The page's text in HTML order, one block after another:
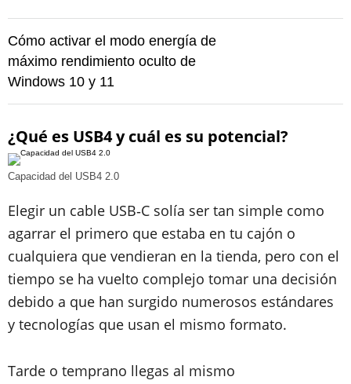
Cómo activar el modo energía de
máximo rendimiento oculto de
Windows 10 y 11
¿Qué es USB4 y cuál es su potencial?
Capacidad del USB4 2.0
Elegir un cable USB‑C solía ser tan simple como
agarrar el primero que estaba en tu cajón o
cualquiera que vendieran en la tienda, pero con el
tiempo se ha vuelto complejo tomar una decisión
debido a que han surgido numerosos estándares
y tecnologías que usan el mismo formato.
Tarde o temprano llegas al mismo